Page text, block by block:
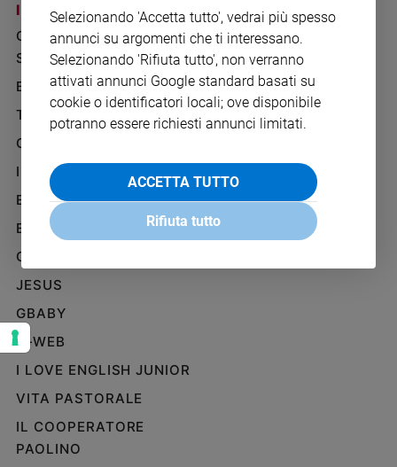
Società
e
valori
Ambiente
Creato
Volontariato
Diritti
Aziende
di
valore
della
settimana
Migranti
Diversità
e
inclusione
Costume
Cultura
e
I SITI SAN PAOLO
GRUPPO EDITORIALE
SAN PAOLO
BENESSERE
TELENOVA
GAZZETTA D'ALBA
IL GIORNALINO
EDICOLA SAN PAOLO
EDIZIONI SAN PAOLO
CREDERE
JESUS
GBABY
G-WEB
I LOVE ENGLISH JUNIOR
VITA PASTORALE
IL COOPERATORE
PAOLINO
NOTE LEGALI
PRIVACY POLICY
INFORMATIVA
WHISTLEBLOWING
SOCIAL
Selezionando 'Accetta tutto', vedrai più spesso
annunci su argomenti che ti interessano.
Selezionando 'Rifiuta tutto', non verranno
attivati annunci Google standard basati su
cookie o identificatori locali; ove disponibile
potranno essere richiesti annunci limitati.
ACCETTA TUTTO
Rifiuta tutto